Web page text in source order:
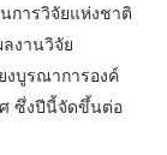
การวิจัยแห่งชาติ
งานวิจัย
งบูรณาการองค์
ซึ่งปีนี้จัดขึ้นต่อ